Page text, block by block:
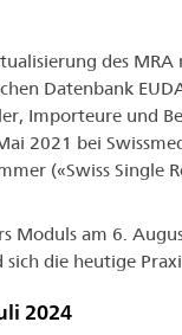
des MRA
Datenbank
Importeure und
2021 bei
(«Swiss Single
Moduls am 6.
die heutige
2024